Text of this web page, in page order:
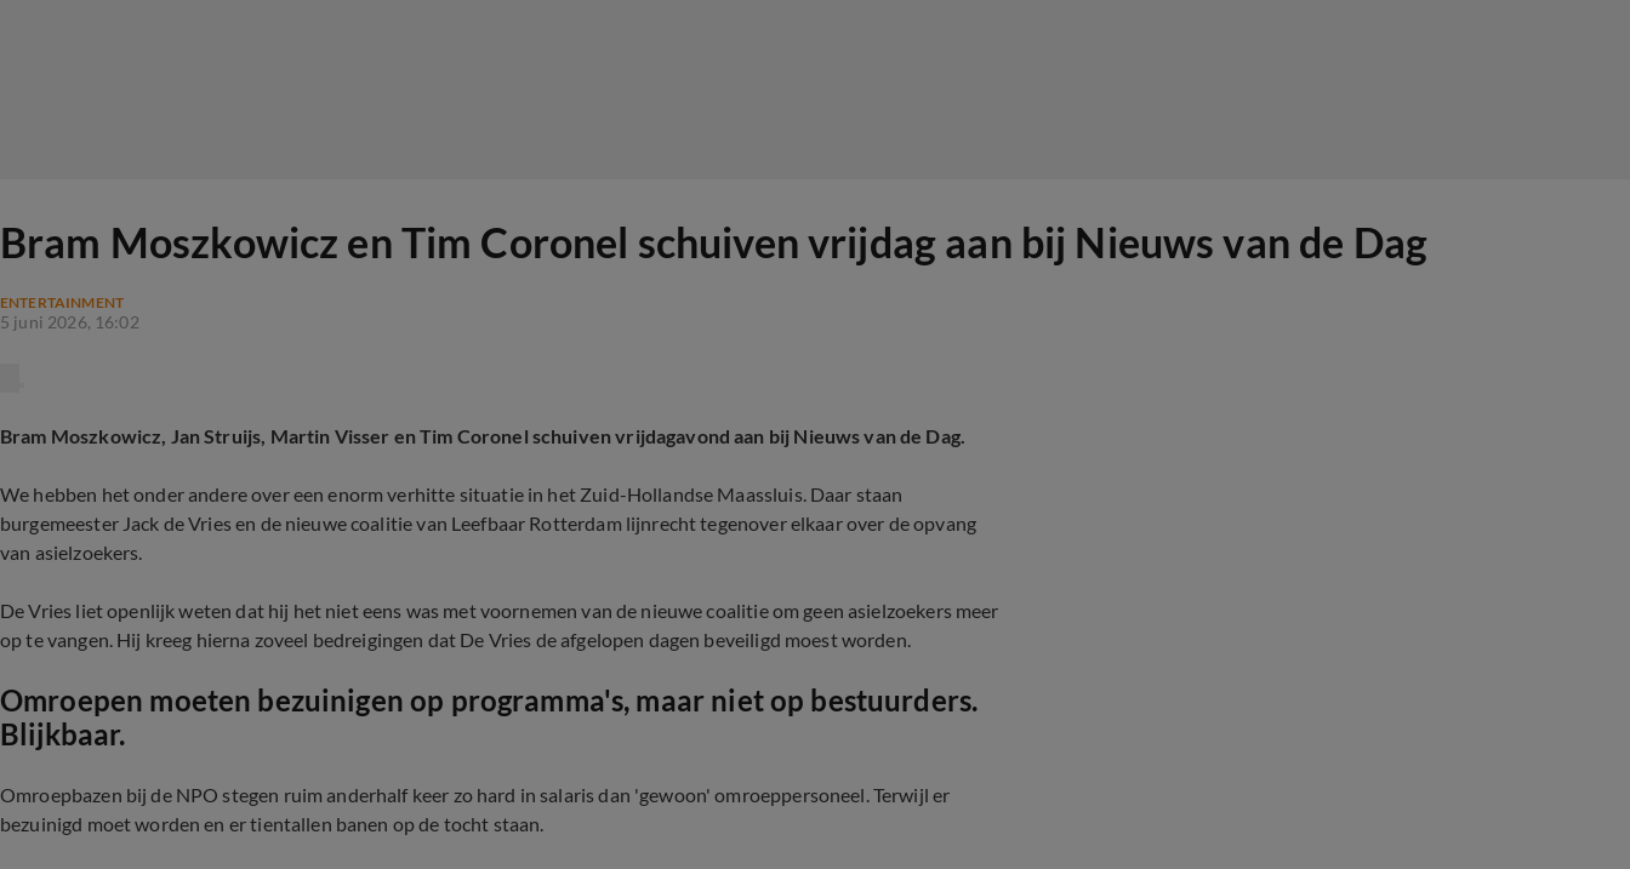
Bram Moszkowicz en Tim Coronel schuiven vrijdag aan bij Nieuws van de Dag
ENTERTAINMENT
5 juni 2026, 16:02
Bram Moszkowicz, Jan Struijs, Martin Visser en Tim Coronel schuiven vrijdagavond aan bij Nieuws van de Dag.
We hebben het onder andere over een enorm verhitte situatie in het Zuid-Hollandse Maassluis. Daar staan
burgemeester Jack de Vries en de nieuwe coalitie van Leefbaar Rotterdam lijnrecht tegenover elkaar over de opvang
van asielzoekers.
De Vries liet openlijk weten dat hij het niet eens was met voornemen van de nieuwe coalitie om geen asielzoekers meer
op te vangen. Hij kreeg hierna zoveel bedreigingen dat De Vries de afgelopen dagen beveiligd moest worden.
Omroepen moeten bezuinigen op programma's, maar niet op bestuurders.
Blijkbaar.
Omroepbazen bij de NPO stegen ruim anderhalf keer zo hard in salaris dan 'gewoon' omroeppersoneel. Terwijl er
bezuinigd moet worden en er tientallen banen op de tocht staan.